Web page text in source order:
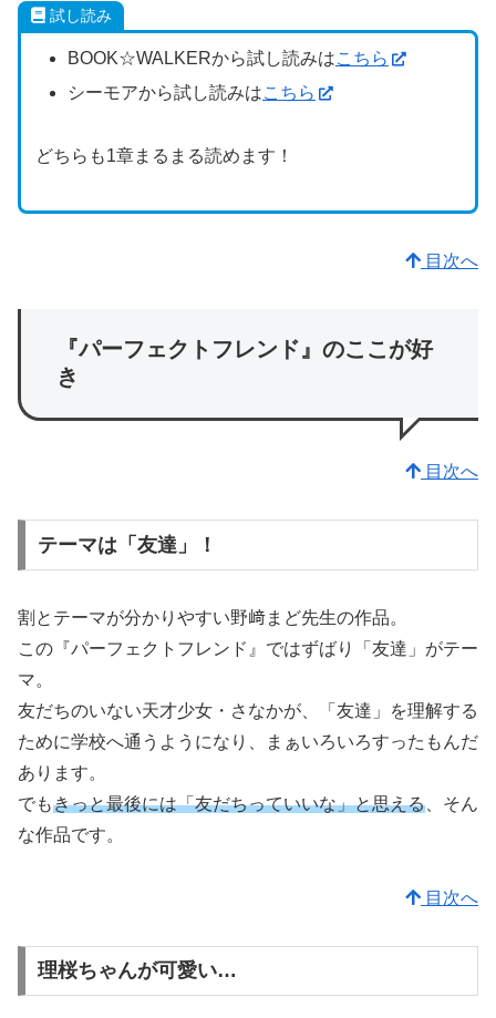
試し読み
BOOK☆WALKERから試し読みはこちら
シーモアから試し読みはこちら
どちらも1章まるまる読めます！
目次へ
『パーフェクトフレンド』のここが好
き
目次へ
テーマは「友達」！
割とテーマが分かりやすい野﨑まど先生の作品。
この『パーフェクトフレンド』ではずばり「友達」がテー
マ。
友だちのいない天才少女・さなかが、「友達」を理解する
ために学校へ通うようになり、まぁいろいろすったもんだ
あります。
でもきっと最後には「友だちっていいな」と思える 、そん
な作品です。
目次へ
理桜ちゃんが可愛い…